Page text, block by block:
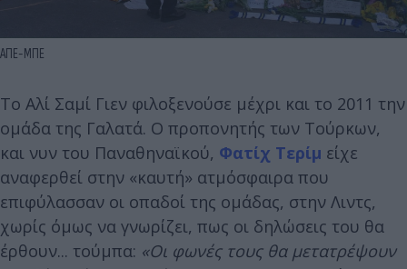
ΑΠΕ-ΜΠΕ
Το Αλί Σαμί Γιεν φιλοξενούσε μέχρι και το 2011 την
ομάδα της Γαλατά. Ο προπονητής των Τούρκων,
και νυν του Παναθηναϊκού, Φατίχ Τερίμ είχε
αναφερθεί στην «καυτή» ατμόσφαιρα που
επιφύλασσαν οι οπαδοί της ομάδας, στην Λιντς,
χωρίς όμως να γνωρίζει, πως οι δηλώσεις του θα
έρθουν... τούμπα: «Οι φωνές τους θα μετατρέψουν